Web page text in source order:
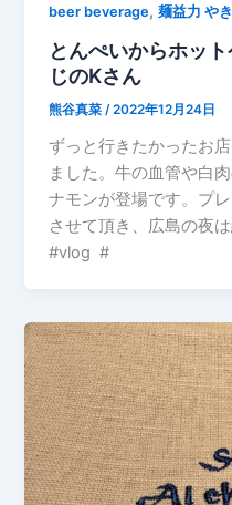
beer beverage,麺益力 や
とんぺいからホッ
じのKさん
熊谷真菜 /2022年12月24日
ずっと行きたかったお
ました。牛の血管や白
ナモンが登場です。プ
させて頂き、広島の夜
#vlog #